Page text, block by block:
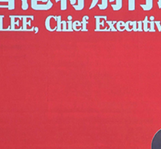
港區全國人大代表團結束
民政總署開放19間社區會
有片 | 廣東省第十七屆運